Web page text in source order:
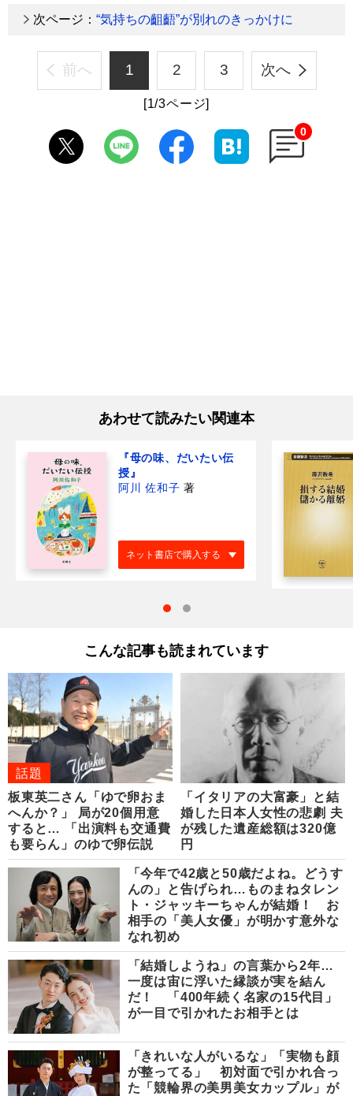
次ページ： “気持ちの齟齬”が別れのきっかけに
前へ 1 2 3 次へ
[1/3ページ]
0
あわせて読みたい関連本
『母の味、だいたい伝
授』
阿川 佐和子 著
ネット書店で購入する
こんな記事も読まれています
話題
板東英二さん「ゆで卵おま
へんか？」 局が20個用意
すると… 「出演料も交通費
も要らん」のゆで卵伝説
「イタリアの大富豪」と結
婚した日本人女性の悲劇 夫
が残した遺産総額は320億
円
「今年で42歳と50歳だよね。どうす
んの」と告げられ…ものまねタレン
ト・ジャッキーちゃんが結婚！ お
相手の「美人女優」が明かす意外な
なれ初め
「結婚しようね」の言葉から2年…
一度は宙に浮いた縁談が実を結ん
だ！ 「400年続く名家の15代目」
が一目で引かれたお相手とは
「きれいな人がいるな」「実物も顔
が整ってる」 初対面で引かれ合っ
た「競輪界の美男美女カップル」が